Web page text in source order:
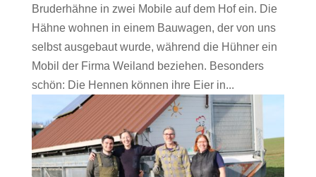
Bruderhähne in zwei Mobile auf dem Hof ein. Die
Hähne wohnen in einem Bauwagen, der von uns
selbst ausgebaut wurde, während die Hühner ein
Mobil der Firma Weiland beziehen. Besonders
schön: Die Hennen können ihre Eier in...